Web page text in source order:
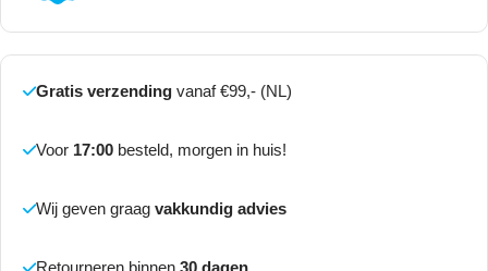
Gratis verzending vanaf €99,- (NL)
Voor 17:00 besteld, morgen in huis!
Wij geven graag vakkundig advies
Retourneren binnen 30 dagen